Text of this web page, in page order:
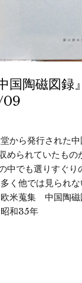
国陶磁図録
から発行された
められていたもの
中でも選りすぐ
く他では見られ
米蒐集 中国陶磁
和35年